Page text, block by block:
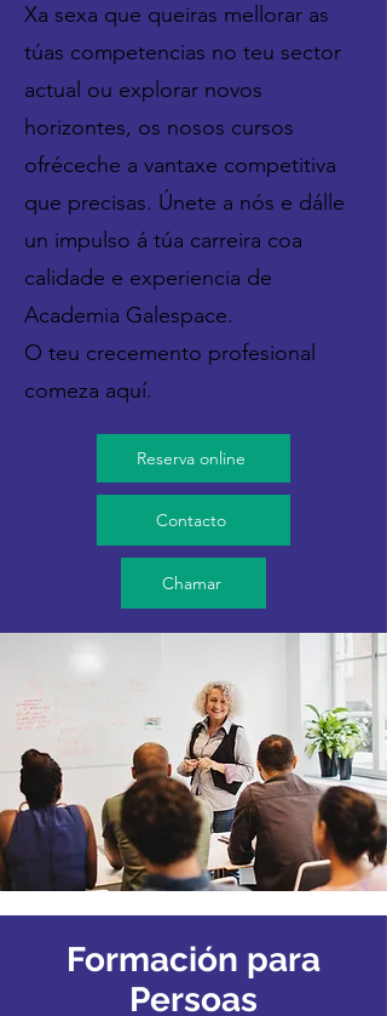
Xa sexa que queiras mellorar as
túas competencias no teu sector
actual ou explorar novos
horizontes, os nosos cursos
ofréceche a vantaxe competitiva
que precisas. Únete a nós e dálle
un impulso á túa carreira coa
calidade e experiencia de
Academia Galespace.
O teu crecemento profesional
comeza aquí.
Reserva online
Contacto
Chamar
Formación para
Persoas